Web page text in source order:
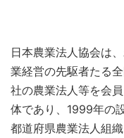
日本農業法人協会は
業経営の先駆者たる
社の農業法人等を会
体であり、1999年の
都道府県農業法人組